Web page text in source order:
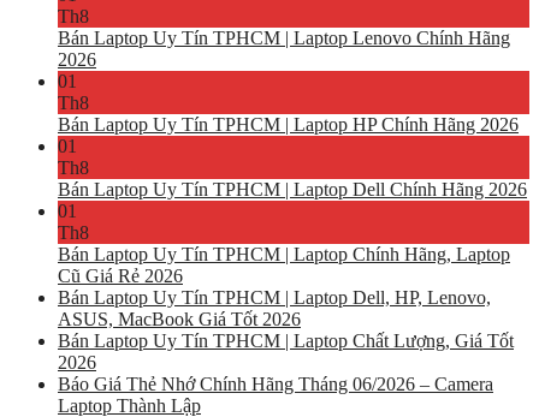
Th8
Bán Laptop Uy Tín TPHCM | Laptop Lenovo Chính Hãng
2026
01
Th8
Bán Laptop Uy Tín TPHCM | Laptop HP Chính Hãng 2026
01
Th8
Bán Laptop Uy Tín TPHCM | Laptop Dell Chính Hãng 2026
01
Th8
Bán Laptop Uy Tín TPHCM | Laptop Chính Hãng, Laptop
Cũ Giá Rẻ 2026
Bán Laptop Uy Tín TPHCM | Laptop Dell, HP, Lenovo,
ASUS, MacBook Giá Tốt 2026
Bán Laptop Uy Tín TPHCM | Laptop Chất Lượng, Giá Tốt
2026
Báo Giá Thẻ Nhớ Chính Hãng Tháng 06/2026 – Camera
Laptop Thành Lập